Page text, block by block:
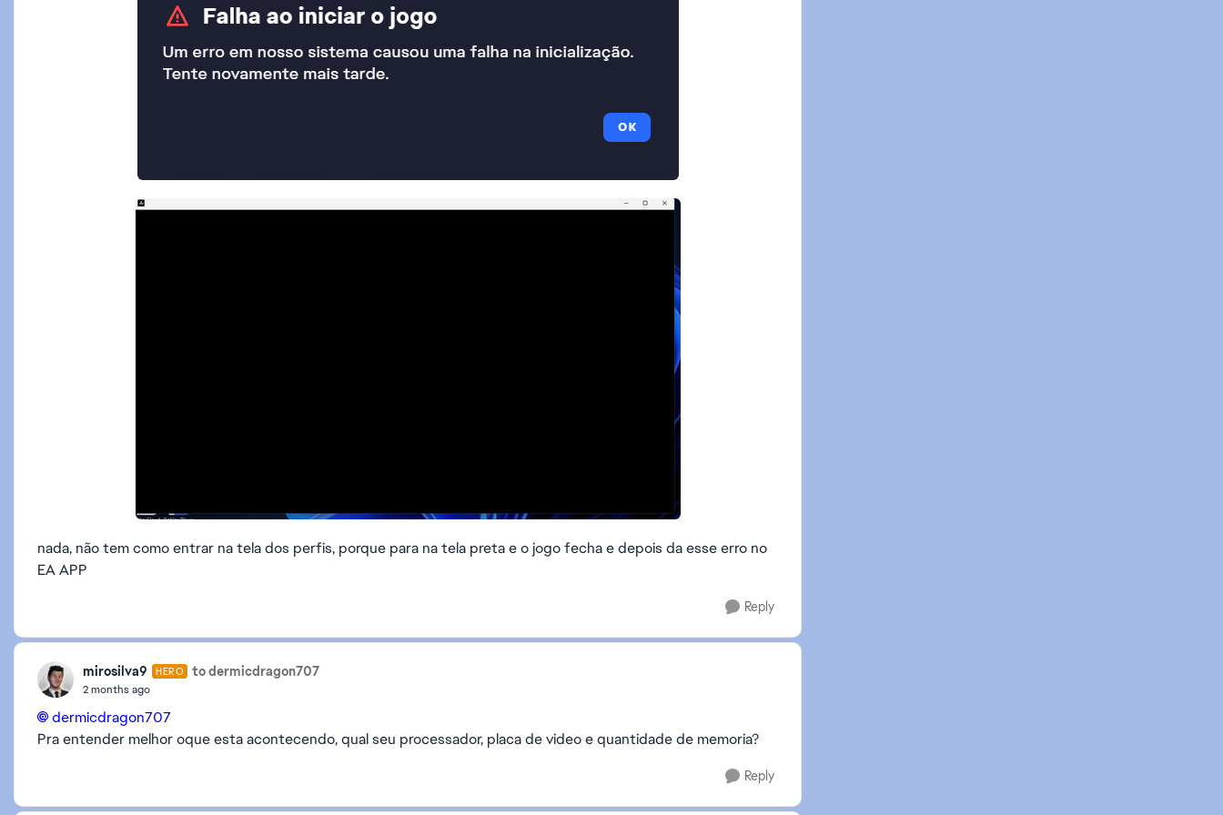
nada, não tem como entrar na tela dos perfis, porque para na tela preta e o jogo fecha e depois da esse erro no
EA APP
Reply
mirosilva9 HERO to dermicdragon707
2 months ago
dermicdragon707​
Pra entender melhor oque esta acontecendo, qual seu processador, placa de video e quantidade de memoria?
Reply